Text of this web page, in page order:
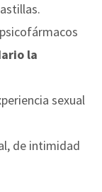
la
sexual
de intimidad